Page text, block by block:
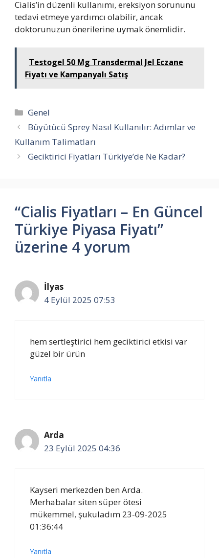
Cialis’in düzenli kullanımı, ereksiyon sorununu
tedavi etmeye yardımcı olabilir, ancak
doktorunuzun önerilerine uymak önemlidir.
Testogel 50 Mg Transdermal Jel Eczane
Fiyatı ve Kampanyalı Satış
Kategoriler
Genel
Büyütücü Sprey Nasıl Kullanılır: Adımlar ve
Kullanım Talimatları
Geciktirici Fiyatları Türkiye’de Ne Kadar?
“Cialis Fiyatları – En Güncel
Türkiye Piyasa Fiyatı”
üzerine 4 yorum
İlyas
4 Eylül 2025 07:53
hem sertleştirici hem geciktirici etkisi var
güzel bir ürün
Yanıtla
Arda
23 Eylül 2025 04:36
Kayseri merkezden ben Arda.
Merhabalar siten süper ötesi
mükemmel, şukuladım 23-09-2025
01:36:44
Yanıtla